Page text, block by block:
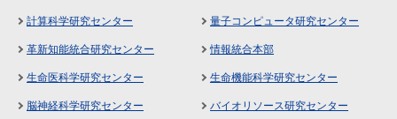
計算科学研究センター 量子コンピュータ研究センター
革新知能統合研究センター 情報統合本部
生命医科学研究センター 生命機能科学研究センター
脳神経科学研究センター バイオリソース研究センター